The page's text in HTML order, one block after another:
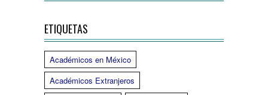
ETIQUETAS
Académicos en México
Académicos Extranjeros